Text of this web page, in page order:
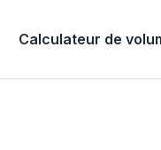
Calculateur de